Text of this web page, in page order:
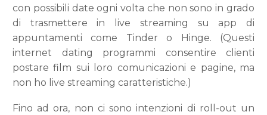
con possibili date ogni volta che non sono in grado
di trasmettere in live streaming su app di
appuntamenti come Tinder o Hinge. (Questi
internet dating programmi consentire clienti
postare film sui loro comunicazioni e pagine, ma
non ho live streaming caratteristiche.)
Fino ad ora, non ci sono intenzioni di roll-out un